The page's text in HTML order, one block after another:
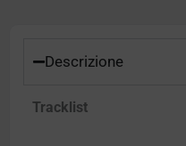
Descrizione
Tracklist